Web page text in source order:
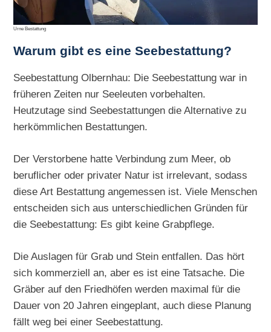
Urne Bestattung
Warum gibt es eine Seebestattung?
Seebestattung Olbernhau: Die Seebestattung war in
früheren Zeiten nur Seeleuten vorbehalten.
Heutzutage sind Seebestattungen die Alternative zu
herkömmlichen Bestattungen.
Der Verstorbene hatte Verbindung zum Meer, ob
beruflicher oder privater Natur ist irrelevant, sodass
diese Art Bestattung angemessen ist. Viele Menschen
entscheiden sich aus unterschiedlichen Gründen für
die Seebestattung: Es gibt keine Grabpflege.
Die Auslagen für Grab und Stein entfallen. Das hört
sich kommerziell an, aber es ist eine Tatsache. Die
Gräber auf den Friedhöfen werden maximal für die
Dauer von 20 Jahren eingeplant, auch diese Planung
fällt weg bei einer Seebestattung.